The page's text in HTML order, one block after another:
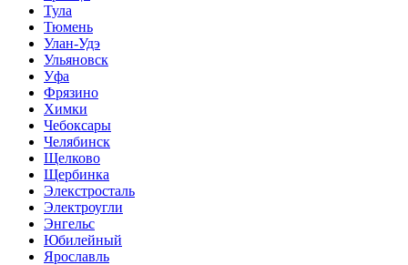
Тула
Тюмень
Улан-Удэ
Ульяновск
Уфа
Фрязино
Химки
Чебоксары
Челябинск
Щелково
Щербинка
Элекстросталь
Электроугли
Энгельс
Юбилейный
Ярославль